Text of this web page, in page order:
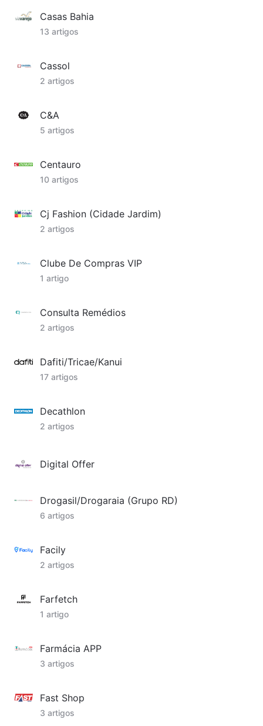
Casas Bahia
13 artigos
Cassol
2 artigos
C&A
5 artigos
Centauro
10 artigos
Cj Fashion (Cidade Jardim)
2 artigos
Clube De Compras VIP
1 artigo
Consulta Remédios
2 artigos
Dafiti/Tricae/Kanui
17 artigos
Decathlon
2 artigos
Digital Offer
Drogasil/Drogaraia (Grupo RD)
6 artigos
Facily
2 artigos
Farfetch
1 artigo
Farmácia APP
3 artigos
Fast Shop
3 artigos